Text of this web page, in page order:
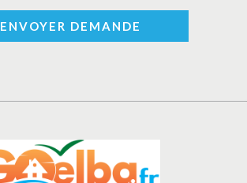
ENVOYER DEMANDE